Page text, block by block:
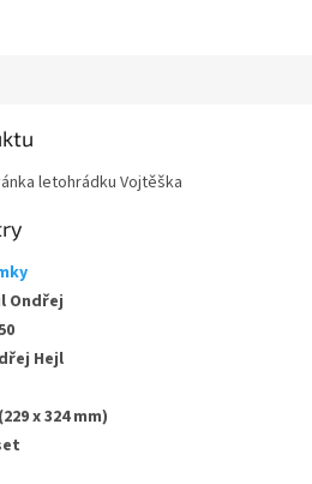
letohrádku Vojtěška
Ondřej
Hejl
x 324 mm)